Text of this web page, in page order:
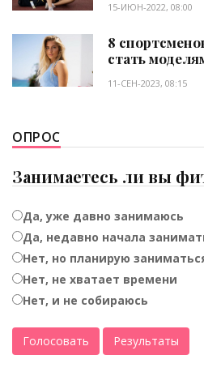
15-ИЮН-2022, 08:00
8
стать
11-СЕН-2023, 08:15
ОПРОС
Занимаетесь ли вы
Да, уже давно занимаюсь
Да, недавно начала
Нет, но планирую
Нет, не хватает времени
Нет, и не собираюсь
Голосовать Результаты